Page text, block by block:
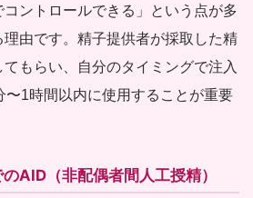
ントロールできる」という点が多
理由です。精子提供者が採取した精
もらい、自分のタイミングで注入
〜1時間以内に使用することが重要
AID（非配偶者間人工授精）